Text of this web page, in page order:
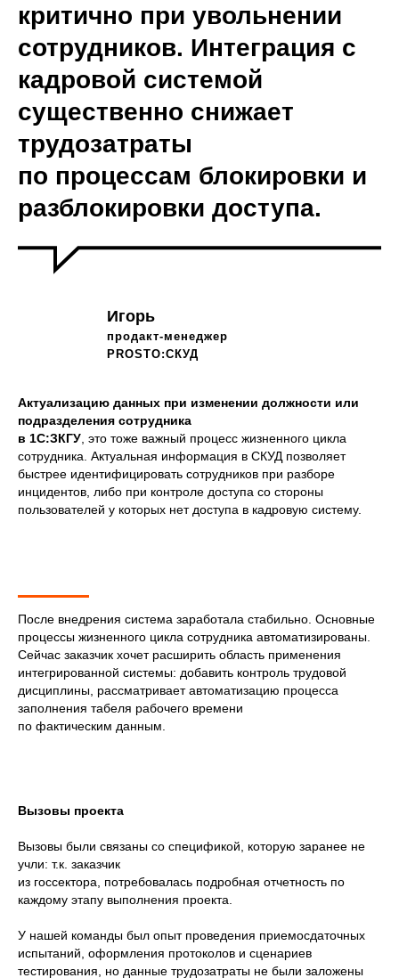
критично при увольнении
сотрудников. Интеграция с
кадровой системой
существенно снижает
трудозатраты
по процессам блокировки и
разблокировки доступа.
Игорь
продакт-менеджер
PROSTO:СКУД
Актуализацию данных при изменении должности или
подразделения сотрудника
в 1С:ЗКГУ , это тоже важный процесс жизненного цикла
сотрудника. Актуальная информация в СКУД позволяет
быстрее идентифицировать сотрудников при разборе
инцидентов, либо при контроле доступа со стороны
пользователей у которых нет доступа в кадровую систему.
После внедрения система заработала стабильно. Основные
процессы жизненного цикла сотрудника автоматизированы.
Сейчас заказчик хочет расширить область применения
интегрированной системы: добавить контроль трудовой
дисциплины, рассматривает автоматизацию процесса
заполнения табеля рабочего времени
по фактическим данным.
Вызовы проекта
Вызовы были связаны со спецификой, которую заранее не
учли: т.к. заказчик
из госсектора, потребовалась подробная отчетность по
каждому этапу выполнения проекта.
У нашей команды был опыт проведения приемосдаточных
испытаний, оформления протоколов и сценариев
тестирования, но данные трудозатраты не были заложены